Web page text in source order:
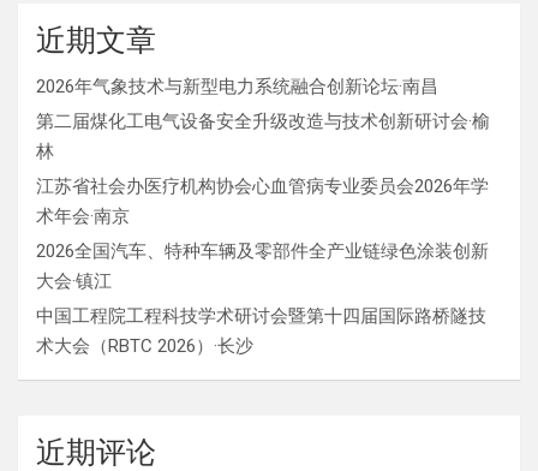
近期文章
2026年气象技术与新型电力系统融合创新论坛·南昌
第二届煤化工电气设备安全升级改造与技术创新研讨会·榆
林
江苏省社会办医疗机构协会心血管病专业委员会2026年学
术年会·南京
2026全国汽车、特种车辆及零部件全产业链绿色涂装创新
大会·镇江
中国工程院工程科技学术研讨会暨第十四届国际路桥隧技
术大会（RBTC 2026）·长沙
近期评论